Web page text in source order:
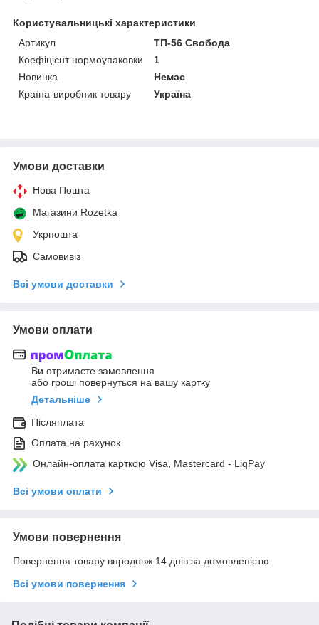
Користувальницькі характеристики
Артикул
ТП-56 Свобода
Коефіцієнт нормоупаковки
1
Новинка
Немає
Країна-виробник товару
Україна
Умови доставки
Нова Пошта
Магазини Rozetka
Укрпошта
Самовивіз
Всі умови доставки
Умови оплати
Ви отримаєте замовлення
або гроші повернуться на вашу картку
Детальніше
Післяплата
Оплата на рахунок
Онлайн-оплата карткою Visa, Mastercard - LiqPay
Всі умови оплати
Умови повернення
Повернення товару впродовж 14 днів за домовленістю
Всі умови повернення